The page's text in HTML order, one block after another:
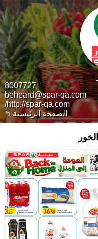
الصفحة الرئيسية
8007727
beheard@spar-qa.com
http://spar-qa.com/